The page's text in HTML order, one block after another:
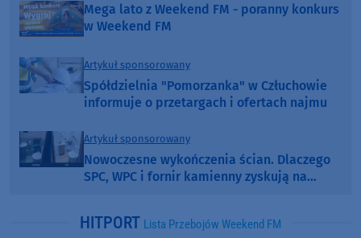
Mega lato z Weekend FM - poranny konkurs
w Weekend FM
Artykuł sponsorowany
Spółdzielnia "Pomorzanka" w Człuchowie
informuje o przetargach i ofertach najmu
Artykuł sponsorowany
Nowoczesne wykończenia ścian. Dlaczego
SPC, WPC i fornir kamienny zyskują na
HITPORT Lista Przebojów Weekend FM